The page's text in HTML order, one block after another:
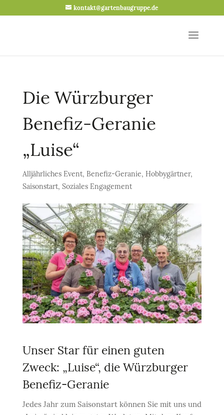
kontakt@gartenbaugruppe.de
Die Würzburger
Benefiz-Geranie
„Luise“
Alljährliches Event, Benefiz-Geranie, Hobbygärtner,
Saisonstart, Soziales Engagement
Unser Star für einen guten
Zweck: „Luise“, die Würzburger
Benefiz-Geranie
Jedes Jahr zum Saisonstart können Sie mit uns und